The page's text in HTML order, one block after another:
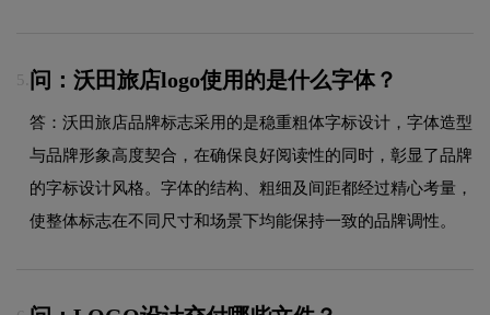
5. 问：沃田旅店logo使用的是什么字体？
答：沃田旅店品牌标志采用的是稳重粗体字标设计，字体造型
与品牌形象高度契合，在确保良好阅读性的同时，彰显了品牌
的字标设计风格。字体的结构、粗细及间距都经过精心考量，
使整体标志在不同尺寸和场景下均能保持一致的品牌调性。